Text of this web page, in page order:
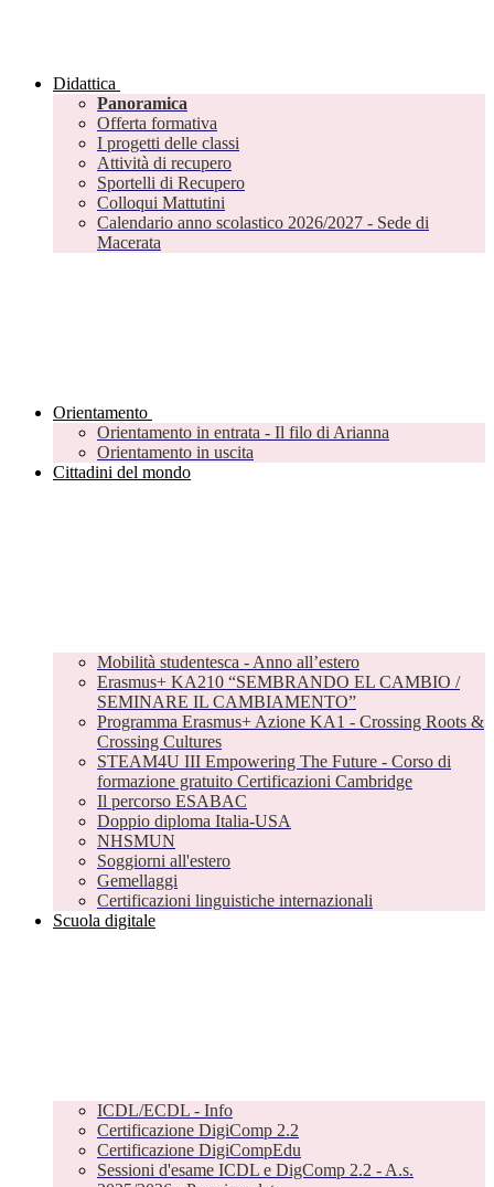
Didattica
Panoramica
Offerta formativa
I progetti delle classi
Attività di recupero
Sportelli di Recupero
Colloqui Mattutini
Calendario anno scolastico 2026/2027 - Sede di
Macerata
Orientamento
Orientamento in entrata - Il filo di Arianna
Orientamento in uscita
Cittadini del mondo
Mobilità studentesca - Anno all’estero
Erasmus+ KA210 “SEMBRANDO EL CAMBIO /
SEMINARE IL CAMBIAMENTO”
Programma Erasmus+ Azione KA1 - Crossing Roots &
Crossing Cultures
STEAM4U III Empowering The Future - Corso di
formazione gratuito Certificazioni Cambridge
Il percorso ESABAC
Doppio diploma Italia-USA
NHSMUN
Soggiorni all'estero
Gemellaggi
Certificazioni linguistiche internazionali
Scuola digitale
ICDL/ECDL - Info
Certificazione DigiComp 2.2
Certificazione DigiCompEdu
Sessioni d'esame ICDL e DigComp 2.2 - A.s.